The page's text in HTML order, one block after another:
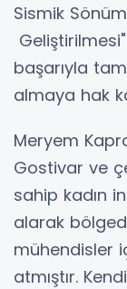
Sismik
başarıyla
almaya hak
Meryem
Gostivar ve
sahip kadın
alarak
mühendisler
atmıştır.